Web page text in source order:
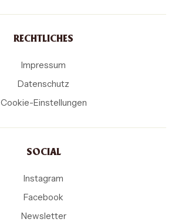
RECHTLICHES
Impressum
Datenschutz
Cookie-Einstellungen
SOCIAL
Instagram
Facebook
Newsletter